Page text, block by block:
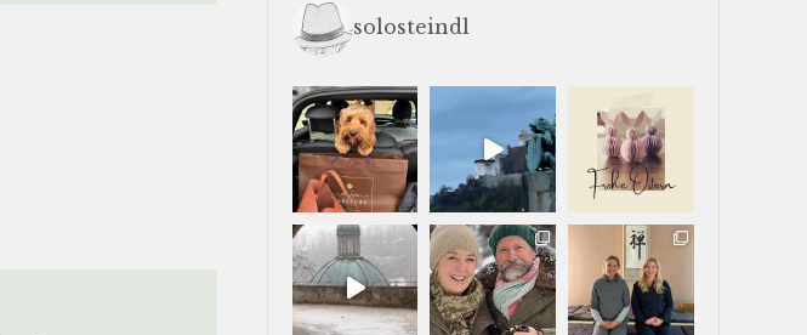
solosteindl